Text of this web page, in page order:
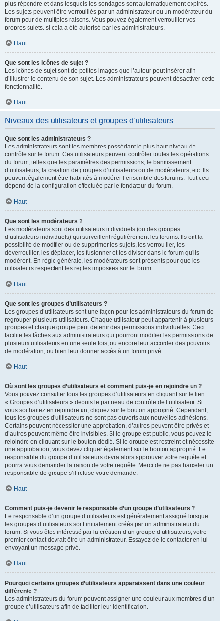
plus répondre et dans lesquels les sondages sont automatiquement expirés.
Les sujets peuvent être verrouillés par un administrateur ou un modérateur du
forum pour de multiples raisons. Vous pouvez également verrouiller vos
propres sujets, si cela a été autorisé par les administrateurs.
Haut
Que sont les icônes de sujet ?
Les icônes de sujet sont de petites images que l’auteur peut insérer afin
d’illustrer le contenu de son sujet. Les administrateurs peuvent désactiver cette
fonctionnalité.
Haut
Niveaux des utilisateurs et groupes d’utilisateurs
Que sont les administrateurs ?
Les administrateurs sont les membres possédant le plus haut niveau de
contrôle sur le forum. Ces utilisateurs peuvent contrôler toutes les opérations
du forum, telles que les paramètres des permissions, le bannissement
d’utilisateurs, la création de groupes d’utilisateurs ou de modérateurs, etc. Ils
peuvent également être habilités à modérer l’ensemble des forums. Tout ceci
dépend de la configuration effectuée par le fondateur du forum.
Haut
Que sont les modérateurs ?
Les modérateurs sont des utilisateurs individuels (ou des groupes
d’utilisateurs individuels) qui surveillent régulièrement les forums. Ils ont la
possibilité de modifier ou de supprimer les sujets, les verrouiller, les
déverrouiller, les déplacer, les fusionner et les diviser dans le forum qu’ils
modèrent. En règle générale, les modérateurs sont présents pour que les
utilisateurs respectent les règles imposées sur le forum.
Haut
Que sont les groupes d’utilisateurs ?
Les groupes d’utilisateurs sont une façon pour les administrateurs du forum de
regrouper plusieurs utilisateurs. Chaque utilisateur peut appartenir à plusieurs
groupes et chaque groupe peut détenir des permissions individuelles. Ceci
facilite les tâches aux administrateurs qui pourront modifier les permissions de
plusieurs utilisateurs en une seule fois, ou encore leur accorder des pouvoirs
de modération, ou bien leur donner accès à un forum privé.
Haut
Où sont les groupes d’utilisateurs et comment puis-je en rejoindre un ?
Vous pouvez consulter tous les groupes d’utilisateurs en cliquant sur le lien
« Groupes d’utilisateurs » depuis le panneau de contrôle de l’utilisateur. Si
vous souhaitez en rejoindre un, cliquez sur le bouton approprié. Cependant,
tous les groupes d’utilisateurs ne sont pas ouverts aux nouvelles adhésions.
Certains peuvent nécessiter une approbation, d’autres peuvent être privés et
d’autres peuvent même être invisibles. Si le groupe est public, vous pouvez le
rejoindre en cliquant sur le bouton dédié. Si le groupe est restreint et nécessite
une approbation, vous devez cliquer également sur le bouton approprié. Le
responsable du groupe d’utilisateurs devra alors approuver votre requête et
pourra vous demander la raison de votre requête. Merci de ne pas harceler un
responsable de groupe s’il refuse votre demande.
Haut
Comment puis-je devenir le responsable d’un groupe d’utilisateurs ?
Le responsable d’un groupe d’utilisateurs est généralement assigné lorsque
les groupes d’utilisateurs sont initialement créés par un administrateur du
forum. Si vous êtes intéressé par la création d’un groupe d’utilisateurs, votre
premier contact devrait être un administrateur. Essayez de le contacter en lui
envoyant un message privé.
Haut
Pourquoi certains groupes d’utilisateurs apparaissent dans une couleur
différente ?
Les administrateurs du forum peuvent assigner une couleur aux membres d’un
groupe d’utilisateurs afin de faciliter leur identification.